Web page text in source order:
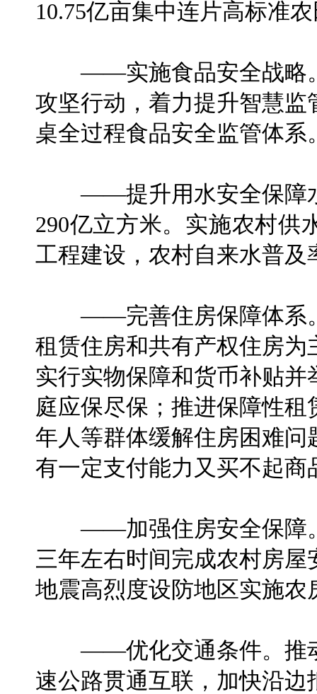
10.75亿亩集中连片高标准
——实施食品安全战略。
攻坚行动，着力提升智慧
桌全过程食品安全监管体系
——提升用水安全保障水
290亿立方米。实施农村供
工程建设，农村自来水普及
——完善住房保障体系。
租赁住房和共有产权住房
实行实物保障和货币补贴
庭应保尽保；推进保障性
年人等群体缓解住房困难
有一定支付能力又买不起
——加强住房安全保障。
三年左右时间完成农村房
地震高烈度设防地区实施农
——优化交通条件。推动
速公路贯通互联，加快沿